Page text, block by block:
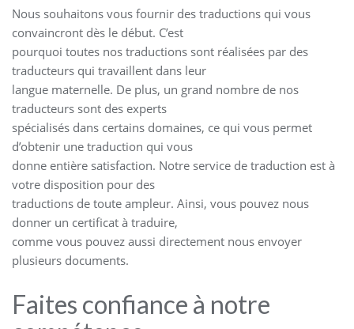
Nous souhaitons vous fournir des traductions qui vous
convaincront dès le début. C’est
pourquoi toutes nos traductions sont réalisées par des
traducteurs qui travaillent dans leur
langue maternelle. De plus, un grand nombre de nos
traducteurs sont des experts
spécialisés dans certains domaines, ce qui vous permet
d’obtenir une traduction qui vous
donne entière satisfaction. Notre service de traduction est à
votre disposition pour des
traductions de toute ampleur. Ainsi, vous pouvez nous
donner un certificat à traduire,
comme vous pouvez aussi directement nous envoyer
plusieurs documents.
Faites confiance à notre